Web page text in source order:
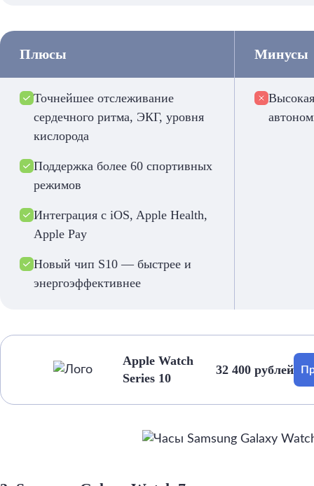
Плюсы
Точнейшее отслеживание
сердечного ритма, ЭКГ, уровня
кислорода
Поддержка более 60 спортивных
режимов
Интеграция с iOS, Apple Health,
Apple Pay
Новый чип S10 — быстрее и
энергоэффективнее
Минусы
Apple Watch
Series 10
32 400 рублей